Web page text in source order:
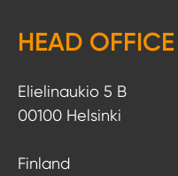
HEAD OFFICE
Elielinaukio 5 B
00100 Helsinki
Finland